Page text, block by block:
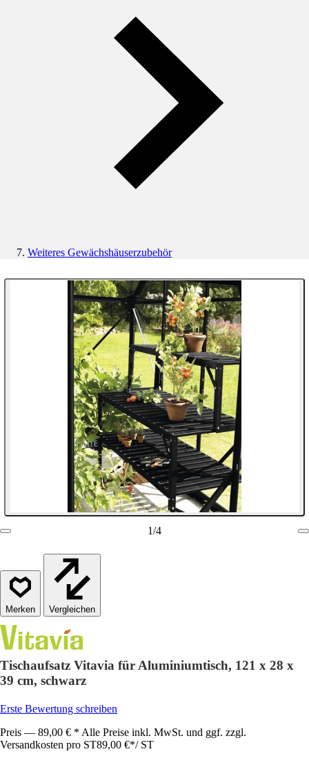
Weiteres Gewächshäuserzubehör
1/4
Vergleichen
Tischaufsatz Vitavia für Aluminiumtisch, 121 x 28 x
39 cm, schwarz
Erste Bewertung schreiben
Preis — 89,00 € * Alle Preise inkl. MwSt. und ggf. zzgl.
Versandkosten pro ST89,00 €*/ ST